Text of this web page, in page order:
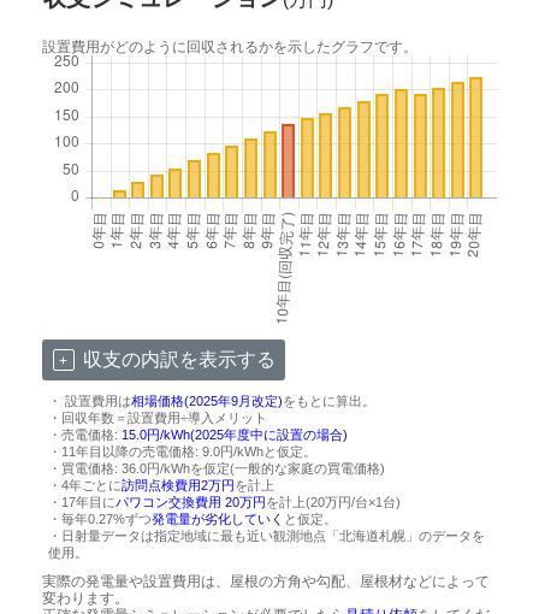
設置費用がどのように回収されるかを示したグラフです。
収支の内訳を表示する
・ 設置費用は相場価格(2025年9月改定)をもとに算出。
・回収年数＝設置費用÷導入メリット
・売電価格: 15.0円/kWh(2025年度中に設置の場合)
・11年目以降の売電価格: 9.0円/kWhと仮定。
・買電価格: 36.0円/kWhを仮定(一般的な家庭の買電価格)
・4年ごとに訪問点検費用2万円を計上
・17年目にパワコン交換費用 20万円を計上(20万円/台×1台)
・毎年0.27%ずつ発電量が劣化していく と仮定。
・日射量データは指定地域に最も近い観測地点「北海道札幌」のデータを
使用。
実際の発電量や設置費用は、屋根の方角や勾配、屋根材などによって
変わります。